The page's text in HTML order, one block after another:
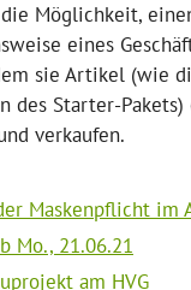
Möglichkeit,
eines
sie Artikel (wie
des Starter-Pakets)
verkaufen.
Maskenpflicht im
Mo., 21.06.21
am HVG